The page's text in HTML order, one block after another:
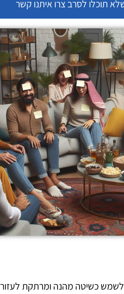
תוכלו לסרב צרו איתנו קשר
לשמש כשיטה מהנה ומרתקת